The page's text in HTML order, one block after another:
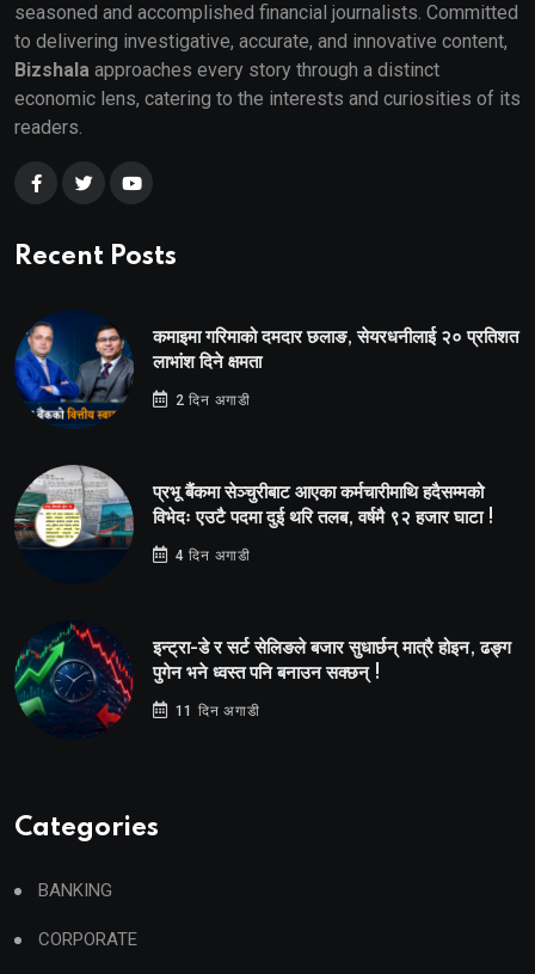
seasoned and accomplished financial journalists. Committed
to delivering investigative, accurate, and innovative content,
Bizshala approaches every story through a distinct
economic lens, catering to the interests and curiosities of its
readers.
Recent Posts
कमाइमा गरिमाको दमदार छलाङ, सेयरधनीलाई २० प्रतिशत
लाभांश दिने क्षमता
2 दिन अगाडी
प्रभू बैंकमा सेञ्चुरीबाट आएका कर्मचारीमाथि हदैसम्मको
विभेदः एउटै पदमा दुई थरि तलब, वर्षमै ९२ हजार घाटा !
4 दिन अगाडी
इन्ट्रा-डे र सर्ट सेलिङले बजार सुधार्छन् मात्रै होइन, ढङ्ग
पुगेन भने ध्वस्त पनि बनाउन सक्छन् !
11 दिन अगाडी
Categories
BANKING
CORPORATE